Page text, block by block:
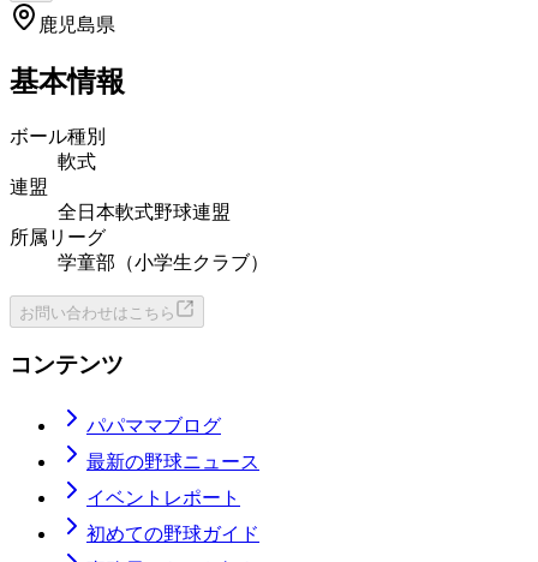
鹿児島県
基本情報
ボール種別
軟式
連盟
全日本軟式野球連盟
所属リーグ
学童部（小学生クラブ）
お問い合わせはこちら
コンテンツ
パパママブログ
最新の野球ニュース
イベントレポート
初めての野球ガイド